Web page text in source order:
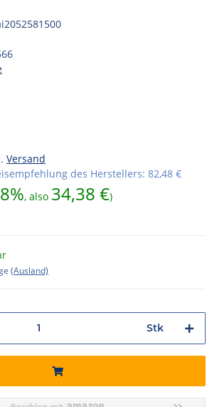
Versand
des Herstellers: 82,48 €
, also 34,38 €)
(Ausland)
Stk